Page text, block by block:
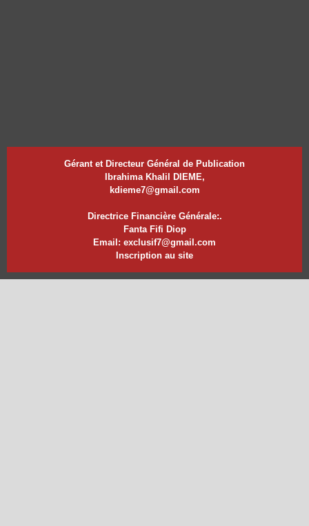
Gérant et Directeur Général de Publication
Ibrahima Khalil DIEME,
kdieme7@gmail.com
Directrice Financière Générale:.
Fanta Fifi Diop
Email: exclusif7@gmail.com
Inscription au site